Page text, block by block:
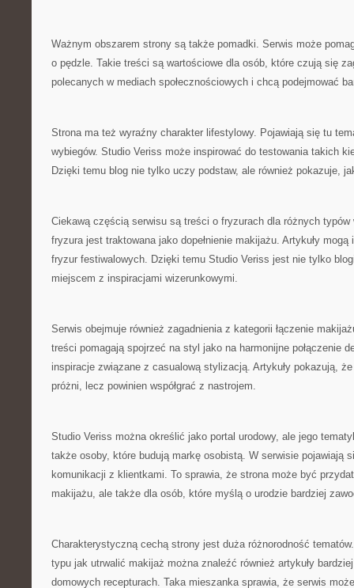
Ważnym obszarem strony są także pomadki. Serwis może
o pędzle. Takie treści są wartościowe dla osób, które czują się
polecanych w mediach społecznościowych i chcą podejmować
Strona ma też wyraźny charakter lifestylowy. Pojawiają się tu
wybiegów. Studio Veriss może inspirować do testowania takich
Dzięki temu blog nie tylko uczy podstaw, ale również pokazuje,
Ciekawą częścią serwisu są treści o fryzurach dla różnych typów
fryzura jest traktowana jako dopełnienie makijażu. Artykuły
fryzur festiwalowych. Dzięki temu Studio Veriss jest nie tylko
miejscem z inspiracjami wizerunkowymi.
Serwis obejmuje również zagadnienia z kategorii łączenie
treści pomagają spojrzeć na styl jako na harmonijne połączenie
inspiracje związane z casualową stylizacją. Artykuły pokazują,
próżni, lecz powinien współgrać z nastrojem.
Studio Veriss można określić jako portal urodowy, ale jego
także osoby, które budują markę osobistą. W serwisie pojawiają
komunikacji z klientkami. To sprawia, że strona może być
makijażu, ale także dla osób, które myślą o urodzie bardziej
Charakterystyczną cechą strony jest duża różnorodność
typu jak utrwalić makijaż można znaleźć również artykuły
domowych recepturach. Taka mieszanka sprawia, że serwis